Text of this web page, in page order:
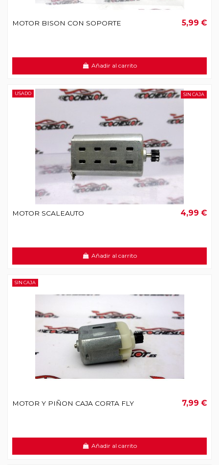
MOTOR BISON CON SOPORTE 5,99 €
Añadir al carrito
USADO SIN CAJA
MOTOR SCALEAUTO 4,99 €
Añadir al carrito
SIN CAJA
MOTOR Y PIÑON CAJA CORTA FLY 7,99 €
Añadir al carrito